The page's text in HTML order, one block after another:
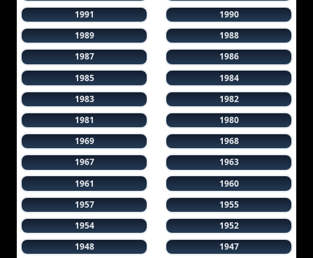
1991
1990
1989
1988
1987
1986
1985
1984
1983
1982
1981
1980
1969
1968
1967
1963
1961
1960
1957
1955
1954
1952
1948
1947